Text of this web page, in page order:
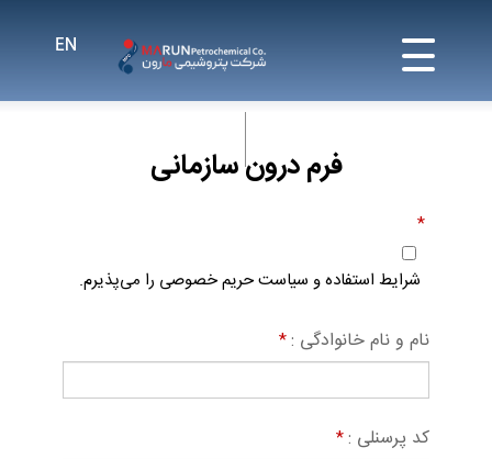
فرم درون سازمانی
*
شرایط استفاده و سیاست حریم خصوصی را می‌پذیرم.
نام و نام خانوادگی :*
کد پرسنلی :*